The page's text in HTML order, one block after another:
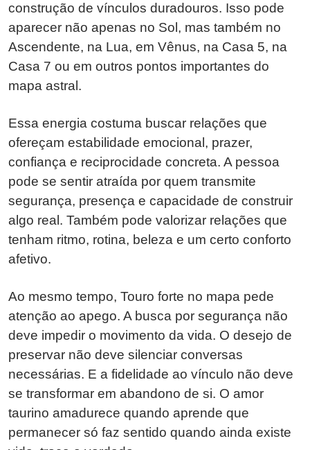
construção de vínculos duradouros. Isso pode
aparecer não apenas no Sol, mas também no
Ascendente, na Lua, em Vênus, na Casa 5, na
Casa 7 ou em outros pontos importantes do
mapa astral.
Essa energia costuma buscar relações que
ofereçam estabilidade emocional, prazer,
confiança e reciprocidade concreta. A pessoa
pode se sentir atraída por quem transmite
segurança, presença e capacidade de construir
algo real. Também pode valorizar relações que
tenham ritmo, rotina, beleza e um certo conforto
afetivo.
Ao mesmo tempo, Touro forte no mapa pede
atenção ao apego. A busca por segurança não
deve impedir o movimento da vida. O desejo de
preservar não deve silenciar conversas
necessárias. E a fidelidade ao vínculo não deve
se transformar em abandono de si. O amor
taurino amadurece quando aprende que
permanecer só faz sentido quando ainda existe